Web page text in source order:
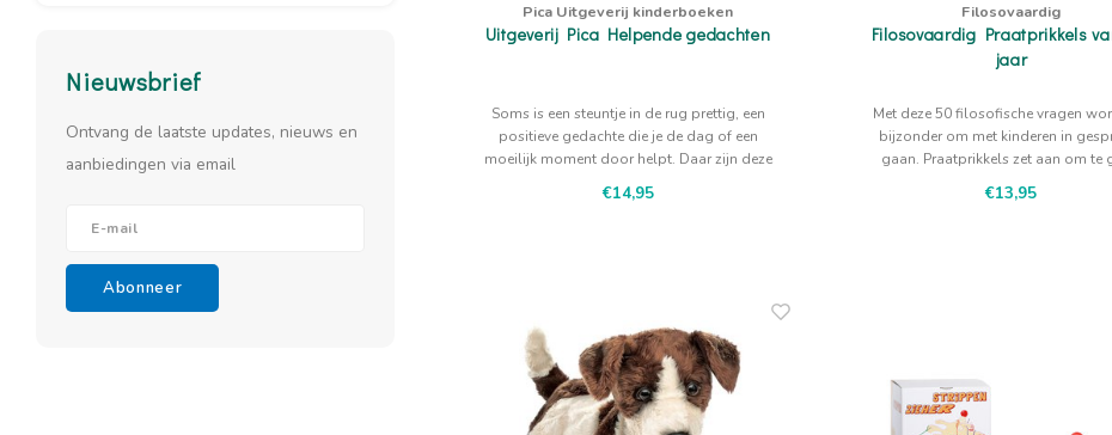
Nieuwsbrief
Ontvang de laatste updates, nieuws en
aanbiedingen via email
Abonneer
Pica Uitgeverij kinderboeken
Uitgeverij Pica Helpende gedachten
Soms is een steuntje in de rug prettig, een
positieve gedachte die je de dag of een
moeilijk moment door helpt. Daar zijn deze
kaartjes prima voor te gebruiken.
€14,95
Filosovaardig
Filosovaardig Praatprikkels
jaar
Met deze 50 filosofische vragen
bijzonder om met kinderen in
gaan. Praatprikkels zet aan om te
nadenken over gekke, leuke,
diepgaande dingen.
€13,95